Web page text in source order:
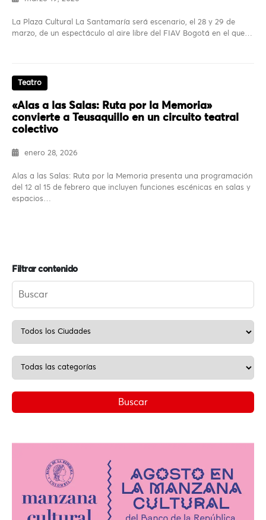
La Plaza Cultural La Santamaría será escenario, el 28 y 29 de
marzo, de un espectáculo al aire libre del FIAV Bogotá en el que…
Teatro
«Alas a las Salas: Ruta por la Memoria»
convierte a Teusaquillo en un circuito teatral
colectivo
enero 28, 2026
Alas a las Salas: Ruta por la Memoria presenta una programación
del 12 al 15 de febrero que incluyen funciones escénicas en salas y
espacios…
Filtrar contenido